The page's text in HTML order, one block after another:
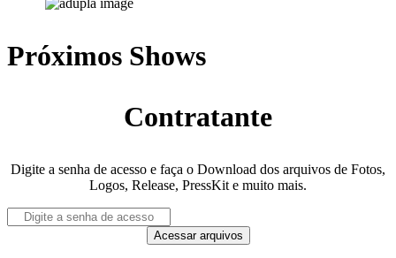
Próximos Shows
Contratante
Digite a senha de acesso e faça o Download dos arquivos de Fotos,
Logos, Release, PressKit e muito mais.
Acessar arquivos